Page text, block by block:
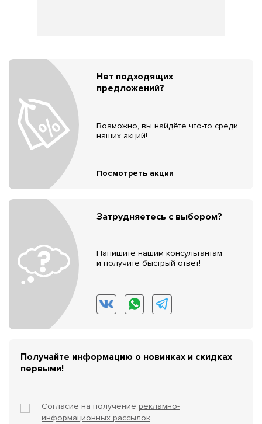
Нет подходящих
предложений?
Возможно, вы найдёте что-то среди
наших акций!
Посмотреть акции
Затрудняетесь с выбором?
Напишите нашим консультантам
и получите быстрый ответ!
Получайте информацию о новинках и скидках
первыми!
Согласие на получение рекламно-
информационных рассылок